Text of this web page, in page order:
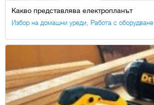
Какво представлява електропланът
Избор на домашни уреди, Работа с оборудване